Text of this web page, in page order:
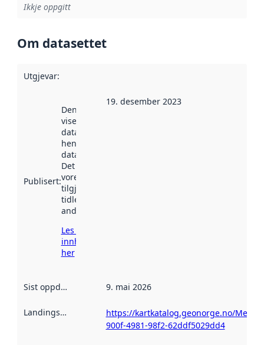
Ikkje oppgitt
Om datasettet
Utgjevar:
Publisert:
Denne datoen
viser når
datasettet vart
henta inn av
data.norge.no.
Det kan ha
vore
tilgjengeleg
tidlegare
andre stader.
Les meir om
innhenting
her
19. desember 2023
Sist oppdatert 9. mai 2026
Landingsside
https://kartkatalog.geonorge.no/
900f-4981-98f2-62ddf5029dd4